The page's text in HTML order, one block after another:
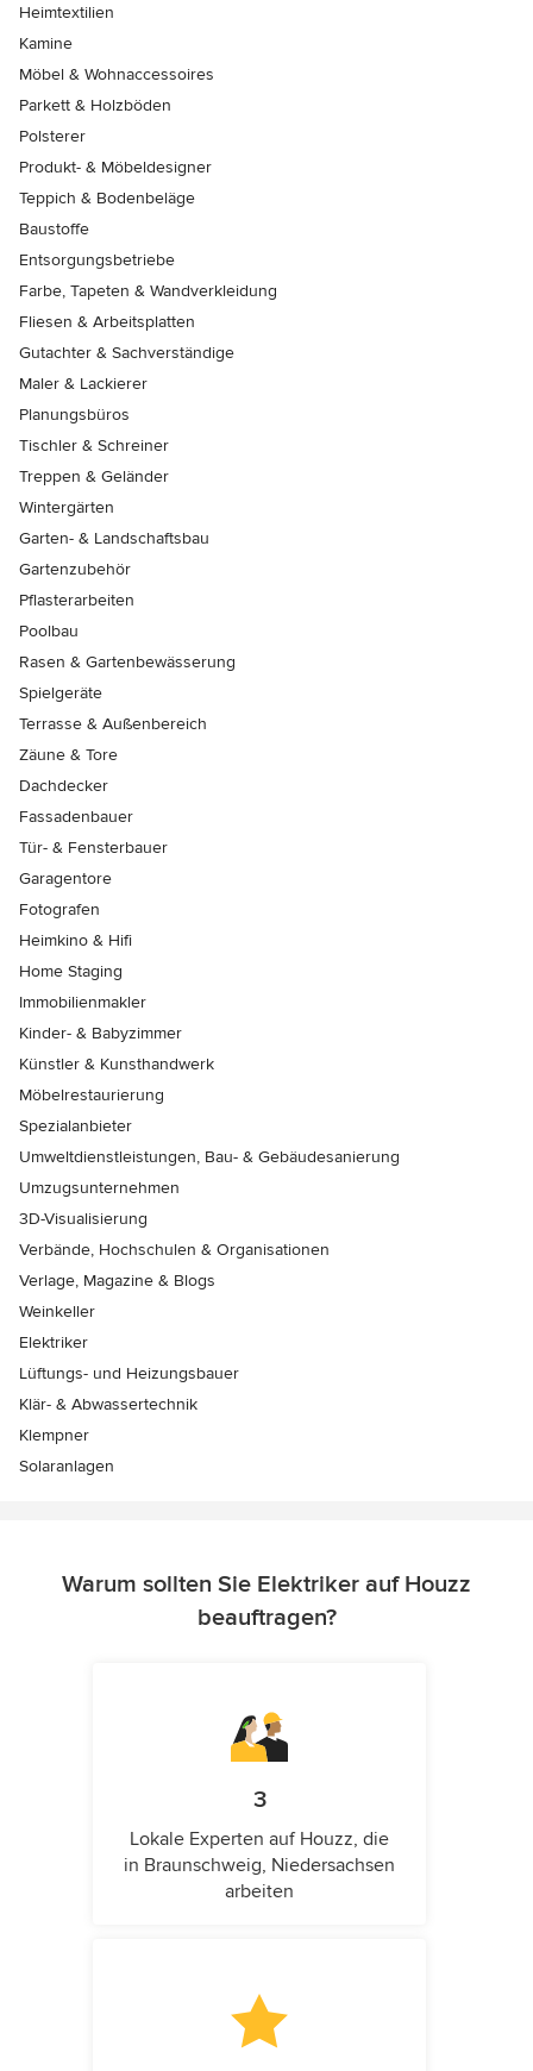
Heimtextilien
Kamine
Möbel & Wohnaccessoires
Parkett & Holzböden
Polsterer
Produkt- & Möbeldesigner
Teppich & Bodenbeläge
Baustoffe
Entsorgungsbetriebe
Farbe, Tapeten & Wandverkleidung
Fliesen & Arbeitsplatten
Gutachter & Sachverständige
Maler & Lackierer
Planungsbüros
Tischler & Schreiner
Treppen & Geländer
Wintergärten
Garten- & Landschaftsbau
Gartenzubehör
Pflasterarbeiten
Poolbau
Rasen & Gartenbewässerung
Spielgeräte
Terrasse & Außenbereich
Zäune & Tore
Dachdecker
Fassadenbauer
Tür- & Fensterbauer
Garagentore
Fotografen
Heimkino & Hifi
Home Staging
Immobilienmakler
Kinder- & Babyzimmer
Künstler & Kunsthandwerk
Möbelrestaurierung
Spezialanbieter
Umweltdienstleistungen, Bau- & Gebäudesanierung
Umzugsunternehmen
3D-Visualisierung
Verbände, Hochschulen & Organisationen
Verlage, Magazine & Blogs
Weinkeller
Elektriker
Lüftungs- und Heizungsbauer
Klär- & Abwassertechnik
Klempner
Solaranlagen
Warum sollten Sie Elektriker auf Houzz
beauftragen?
3
Lokale Experten auf Houzz, die
in Braunschweig, Niedersachsen
arbeiten